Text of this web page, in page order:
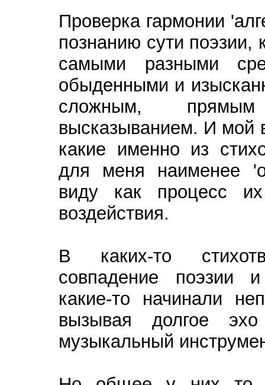
Проверка гармонии
познанию сути
самыми разными
обыденными и
сложным,
высказыванием. И мой
какие именно из
для меня наименее
виду как процесс
воздействия.
В каких-то
совпадение поэзии
какие-то начинали
вызывая долгое
музыкальный